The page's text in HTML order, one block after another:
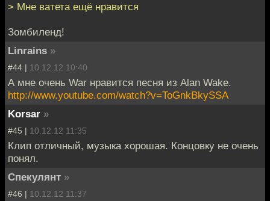
> Мне ватета ещё нравится
Зомбиленд!
Linrains »
#44 | 10.12.12 10:40
А мне очень War нравится песня из Alan Wake.
http://www.youtube.com/watch?v=ToGnkBkySSA
Korsar »
#45 | 10.12.12 11:35
Клип отличный, музыка хорошая. Концовку не очень
понял.
Спекулянт »
#46 | 10.12.12 11:37